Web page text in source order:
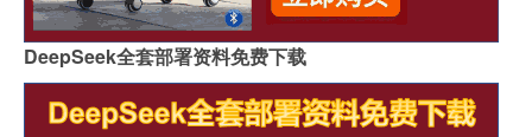
DeepSeek全套部署资料免费下载